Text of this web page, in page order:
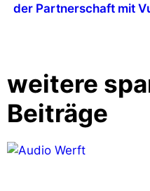
der Partnerschaft mit
weitere
Beiträge